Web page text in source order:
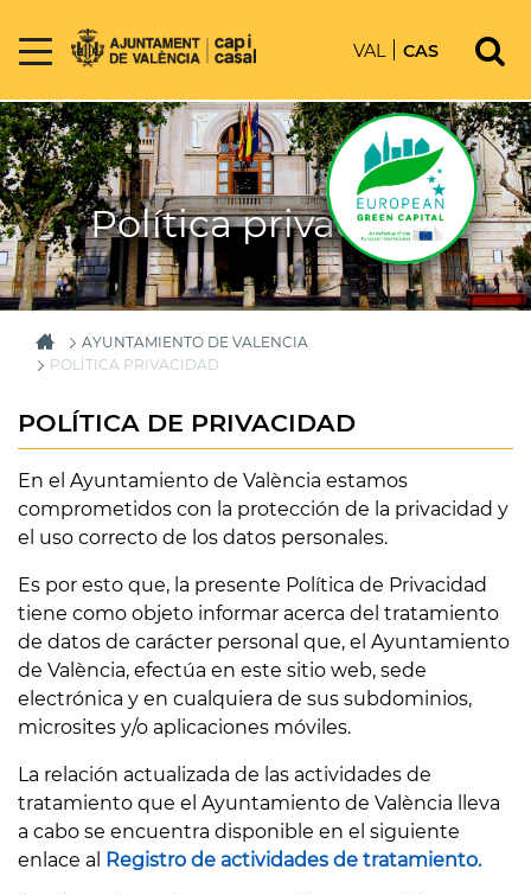
VAL CAS
Política privacidad
AYUNTAMIENTO DE VALENCIA
POLÍTICA PRIVACIDAD
POLÍTICA DE PRIVACIDAD
En el Ayuntamiento de València estamos
comprometidos con la protección de la privacidad y
el uso correcto de los datos personales.
Es por esto que, la presente Política de Privacidad
tiene como objeto informar acerca del tratamiento
de datos de carácter personal que, el Ayuntamiento
de València, efectúa en este sitio web, sede
electrónica y en cualquiera de sus subdominios,
microsites y/o aplicaciones móviles.
La relación actualizada de las actividades de
tratamiento que el Ayuntamiento de València lleva
a cabo se encuentra disponible en el siguiente
enlace al
Registro de actividades de tratamiento.